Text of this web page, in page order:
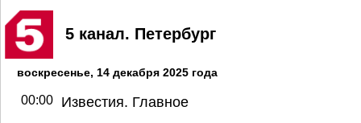
5 канал. Петербург
воскресенье, 14 декабря 2025 года
00:00 Известия. Главное